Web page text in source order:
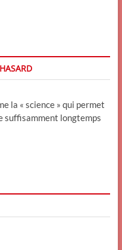
la « science » qui permet
suffisamment longtemps